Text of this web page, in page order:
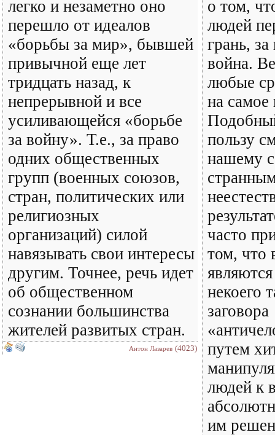
легко и незаметно оно
перешло от идеалов
«борьбы за мир», бывшей
привычной еще лет
тридцать назад, к
непрерывной и все
усиливающейся «борьбе
за войну». Т.е., за право
одних общественных
групп (военных союзов,
стран, политических или
религиозных
организаций) силой
навязывать свои интересы
другим. Точнее, речь идет
об общественном
сознании большинства
жителей развитых стран.
Антон Лазарев (4023)
о том,
людей
грань,
война.
любые
на самое
пользу
нашему
часто
том, что
некоего
заговора
путем
людей к
им